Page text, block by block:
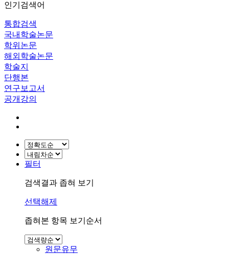
인기검색어
통합검색
국내학술논문
학위논문
해외학술논문
학술지
단행본
연구보고서
공개강의
필터
검색결과 좁혀 보기
선택해제
좁혀본 항목 보기순서
원문유무